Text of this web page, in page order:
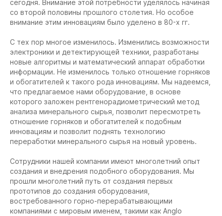
сегодня. Внимание этой потребности уделялось начиная
со второй половины прошлого столетия. Но особое
внимание этим инновациям было уделено в 80-х гг.
С тех пор многое изменилось. Изменились возможности
электроники и детектирующей техники, разработаны
новые алгоритмы и математический аппарат обработки
информации. Не изменилось только отношение горняков
и обогатителей к такого рода инновациям. Мы надеемся,
что предлагаемое нами оборудование, в основе
которого заложен рентгенорадиометрический метод
анализа минерального сырья, позволит пересмотреть
отношение горняков и обогатителей к подобным
инновациям и позволит поднять технологию
переработки минерального сырья на новый уровень.
Сотрудники нашей компании имеют многолетний опыт
создания и внедрения подобного оборудования. Мы
прошли многолетний путь от создания первых
прототипов до создания оборудования,
востребованного горно-перерабатывающими
компаниями с мировым именем, такими как Anglo